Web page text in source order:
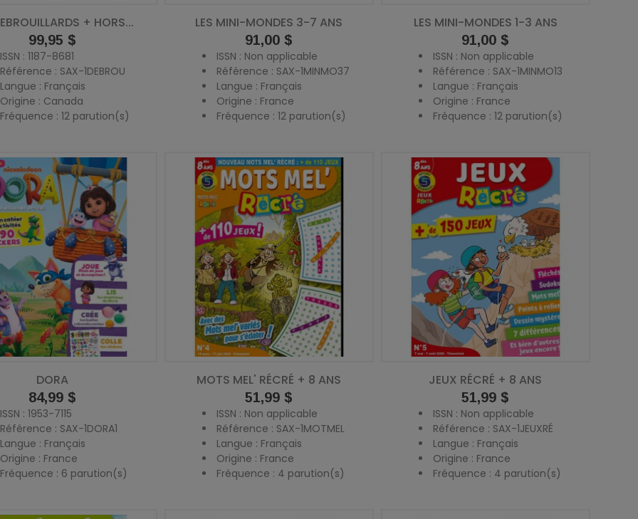
+ HORS...
Prix
99,95 $
ISSN : 1187-8681
Référence : SAX-1DEBROU
Langue : Français
Origine : Canada
Fréquence : 12 parution(s)
LES MINI-MONDES 3-7 ANS
Prix
91,00 $
ISSN : Non applicable
Référence : SAX-1MINMO37
Langue : Français
Origine : France
Fréquence : 12 parution(s)
LES MINI-MONDES 1-3 ANS
Prix
91,00 $
ISSN : Non applicable
Référence : SAX-1MINMO13
Langue : Français
Origine : France
Fréquence : 12 parution(s)
DORA
Prix
84,99 $
ISSN : 1953-7115
Référence : SAX-1DORA1
Langue : Français
Origine : France
Fréquence : 6 parution(s)
MOTS MEL' RÉCRÉ + 8 ANS
Prix
51,99 $
ISSN : Non applicable
Référence : SAX-1MOTMEL
Langue : Français
Origine : France
Fréquence : 4 parution(s)
JEUX RÉCRÉ + 8 ANS
Prix
51,99 $
ISSN : Non applicable
Référence : SAX-1JEUXRÉ
Langue : Français
Origine : France
Fréquence : 4 parution(s)